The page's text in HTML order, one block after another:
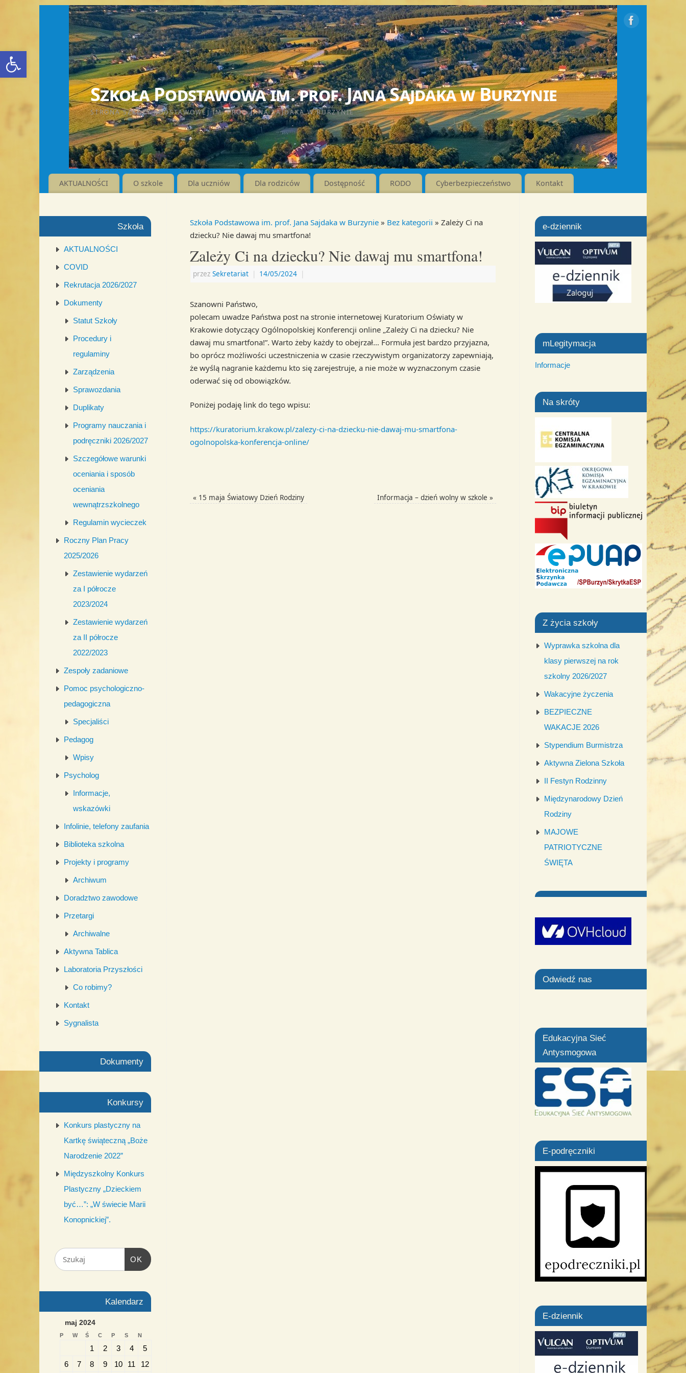
Otwórz pasek narzędzi
Szkoła Podstawowa im. prof. Jana Sajdaka w Burzynie
STRONA SZKOŁY PODSTAWOWEJ IM. PROF. JANA SAJDAKA W BURZYNIE
AKTUALNOŚCI O szkole Dla uczniów Dla rodziców Dostępność RODO Cyberbezpieczeństwo Kontakt
Szkoła Podstawowa im. prof. Jana Sajdaka w Burzynie » Bez kategorii » Zależy Ci na
dziecku? Nie dawaj mu smartfona!
Zależy Ci na dziecku? Nie dawaj mu smartfona!
przez Sekretariat | 14/05/2024 |
Szanowni Państwo,
polecam uwadze Państwa post na stronie internetowej Kuratorium Oświaty w
Krakowie dotyczący Ogólnopolskiej Konferencji online „Zależy Ci na dziecku? Nie
dawaj mu smartfona!”. Warto żeby każdy to obejrzał… Formuła jest bardzo przyjazna,
bo oprócz możliwości uczestniczenia w czasie rzeczywistym organizatorzy zapewniają,
że wyślą nagranie każdemu kto się zarejestruje, a nie może w wyznaczonym czasie
oderwać się od obowiązków.
Poniżej podaję link do tego wpisu:
https://kuratorium.krakow.pl/zalezy-ci-na-dziecku-nie-dawaj-mu-smartfona-
ogolnopolska-konferencja-online/
« 15 maja Światowy Dzień Rodziny Informacja – dzień wolny w szkole »
Szkoła
AKTUALNOŚCI
COVID
Rekrutacja 2026/2027
Dokumenty
Statut Szkoły
Procedury i
regulaminy
Zarządzenia
Sprawozdania
Duplikaty
Programy nauczania i
podręczniki 2026/2027
Szczegółowe warunki
oceniania i sposób
oceniania
wewnątrzszkolnego
Regulamin wycieczek
Roczny Plan Pracy
2025/2026
Zestawienie wydarzeń
za I półrocze
2023/2024
Zestawienie wydarzeń
za II półrocze
2022/2023
Zespoły zadaniowe
Pomoc psychologiczno-
pedagogiczna
Specjaliści
Pedagog
Wpisy
Psycholog
Informacje,
wskazówki
Infolinie, telefony zaufania
Biblioteka szkolna
Projekty i programy
Archiwum
Doradztwo zawodowe
Przetargi
Archiwalne
Aktywna Tablica
Laboratoria Przyszłości
Co robimy?
Kontakt
Sygnalista
Dokumenty
Konkursy
Konkurs plastyczny na
Kartkę świąteczną „Boże
Narodzenie 2022”
Międzyszkolny Konkurs
Plastyczny „Dzieckiem
być…”: „W świecie Marii
Konopnickiej”.
OK
Kalendarz
maj 2024
P W Ś C P S N
1 2 3 4
5
6
7 8 9 10 11 12
e-dziennik
mLegitymacja
Informacje
Na skróty
Z życia szkoły
Wyprawka szkolna dla
klasy pierwszej na rok
szkolny 2026/2027
Wakacyjne życzenia
BEZPIECZNE
WAKACJE 2026
Stypendium Burmistrza
Aktywna Zielona Szkoła
II Festyn Rodzinny
Międzynarodowy Dzień
Rodziny
MAJOWE
PATRIOTYCZNE
ŚWIĘTA
Odwiedź nas
Edukacyjna Sieć
Antysmogowa
E-podręczniki
E-dziennik